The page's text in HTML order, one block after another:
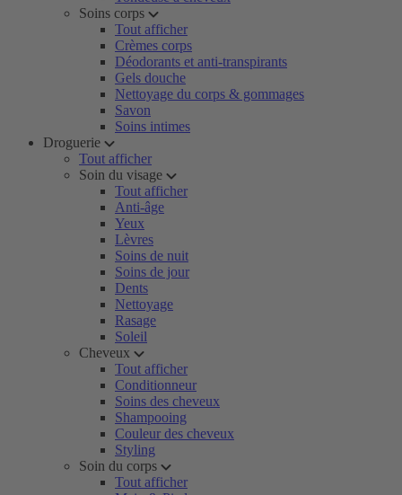
Soins corps
Tout afficher
Crèmes corps
Déodorants et anti-transpirants
Gels douche
Nettoyage du corps & gommages
Savon
Soins intimes
Droguerie
Tout afficher
Soin du visage
Tout afficher
Anti-âge
Yeux
Lèvres
Soins de nuit
Soins de jour
Dents
Nettoyage
Rasage
Soleil
Cheveux
Tout afficher
Conditionneur
Soins des cheveux
Shampooing
Couleur des cheveux
Styling
Soin du corps
Tout afficher